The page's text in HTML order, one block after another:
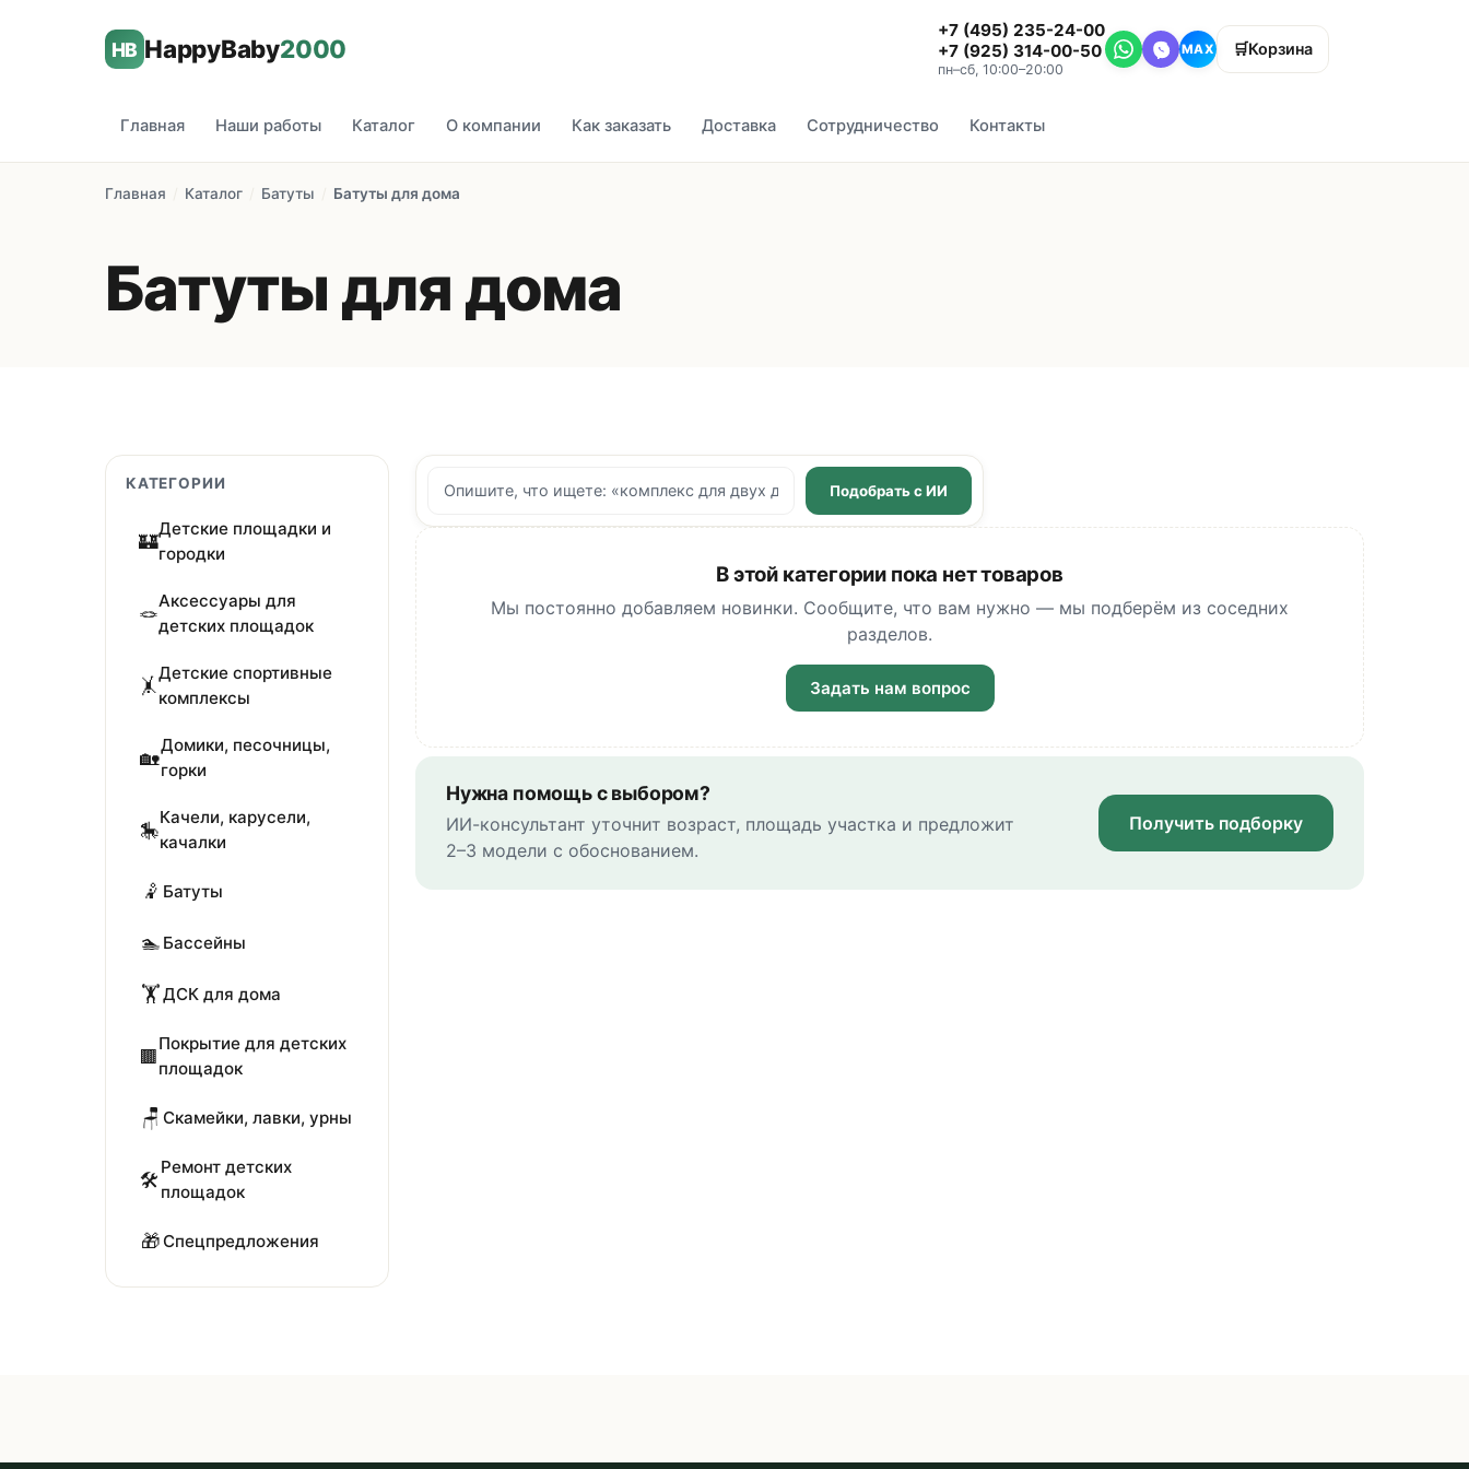
HB HappyBaby2000
+7 (495) 235-24-00
+7 (925) 314-00-50
пн–сб, 10:00–20:00
MAX 🛒Корзина
Главная Наши работы Каталог О компании Как заказать Доставка Сотрудничество Контакты
Главная Каталог Батуты Батуты для дома
Батуты для дома
КАТЕГОРИИ
🏰
Детские площадки и
городки
🪢
Аксессуары для
детских площадок
🤸
Детские спортивные
комплексы
🏡
Домики, песочницы,
горки
🎠
Качели, карусели,
качалки
🤾 Батуты
🏊 Бассейны
🏋️ДСК для дома
🟫
Покрытие для детских
площадок
🪑 Скамейки, лавки, урны
🛠️
Ремонт детских
площадок
🎁Спецпредложения
Подобрать с ИИ
В этой категории пока нет товаров
Мы постоянно добавляем новинки. Сообщите, что вам нужно — мы подберём из соседних
разделов.
Задать нам вопрос
Нужна помощь с выбором?
ИИ-консультант уточнит возраст, площадь участка и предложит
2–3 модели с обоснованием.
Получить подборку